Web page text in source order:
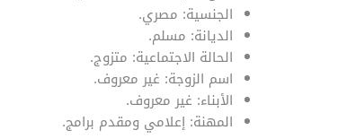
الجنسية: مصري.
الديانة: مسلم.
الحالة الاجتماعية: متزوج.
اسم الزوجة: غير معروف.
الأبناء: غير معروف.
المهنة: إعلامي ومقدم برامج.